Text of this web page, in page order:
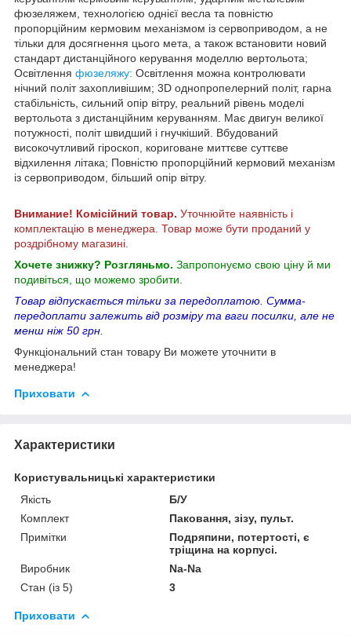
фюзеляжем, технологією однієї весла та повністю
пропорційним кермовим механізмом із сервоприводом, а не
тільки для досягнення цього мета, а також встановити новий
стандарт дистанційного керування моделлю вертольота;
Освітлення фюзеляжу: Освітлення можна контролювати
нічний політ захопливішим; 3D однопропелерний політ, гарна
стабільність, сильний опір вітру, реальний рівень моделі
вертольота з дистанційним керуванням. Має двигун великої
потужності, політ швидший і гнучкіший. Вбудований
високочутливий гіроскоп, кориговане миттєве суттєве
відхилення літака; Повністю пропорційний кермовий механізм
із сервоприводом, більший опір вітру.
Внимание! Комісійний товар. Уточнюйте наявність і
комплектацію в менеджера. Товар може бути проданий у
роздрібному магазині.
Хочете знижку? Розгляньмо. Запропонуємо свою ціну й ми
подивіться, що можемо зробити.
Товар відпускається тільки за передоплатою. Сумма-
передоплати залежить від розміру та ваги посилки, але не
менш ніж 50 грн.
Функціональний стан товару Ви можете уточнити в
менеджера!
Приховати
Характеристики
Користувальницькі характеристики
Якість
Б/У
Комплект
Паковання, зізу, пульт.
Примітки
Подряпини, потертості, є
тріщина на корпусі.
Виробник
Na-Nа
Стан (із 5)
3
Приховати